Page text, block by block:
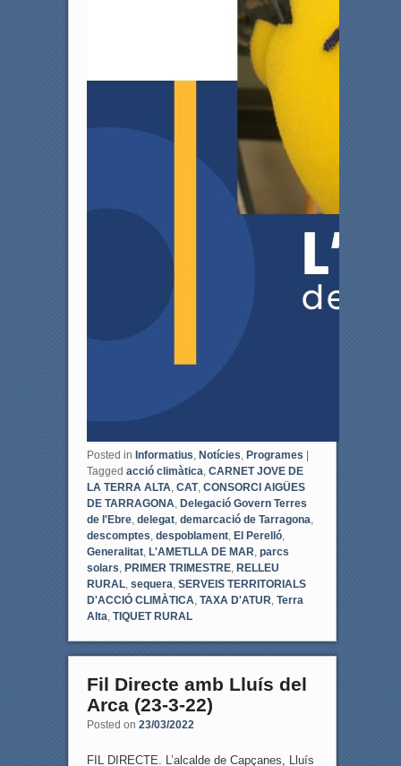
Posted in Informatius Notícies Programes |
Tagged acció climàtica CARNET JOVE DE
LA TERRA ALTA CAT, CONSORCI AIGÜES
DE TARRAGONA Delegació Govern Terres
de l'Ebre, delegat, demarcació de Tarragona
descomptes despoblament, El Perelló,
Generalitat, L'AMETLLA DE MAR parcs
solars PRIMER TRIMESTRE, RELLEU
RURAL, sequera SERVEIS TERRITORIALS
D'ACCIÓ CLIMÀTICA TAXA D'ATUR Terra
Alta TIQUET RURAL
Fil Directe amb Lluís del
Arca (23-3-22)
Posted on 23/03/2022
FIL DIRECTE. L’alcalde de Capçanes, Lluís